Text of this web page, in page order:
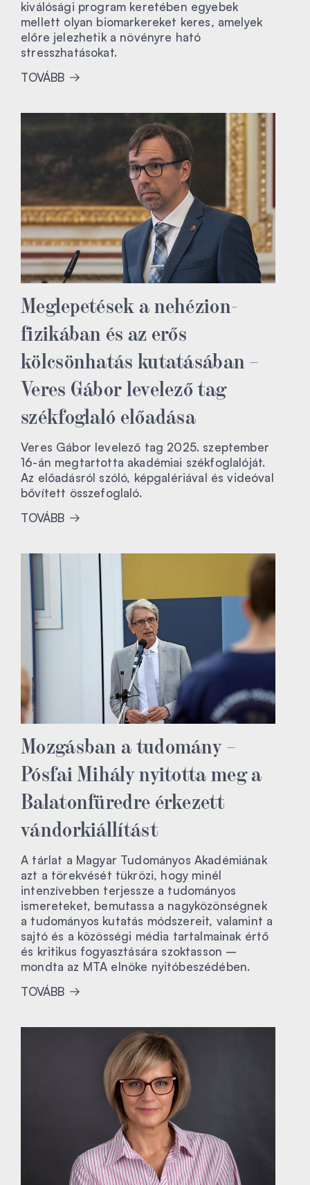
kiválósági program keretében egyebek
mellett olyan biomarkereket keres, amelyek
előre jelezhetik a növényre ható
stresszhatásokat.
TOVÁBB
Meglepetések a nehézion-
fizikában és az erős
kölcsönhatás kutatásában –
Veres Gábor levelező tag
székfoglaló előadása
Veres Gábor levelező tag 2025. szeptember
16-án megtartotta akadémiai székfoglalóját.
Az előadásról szóló, képgalériával és videóval
bővített összefoglaló.
TOVÁBB
Mozgásban a tudomány –
Pósfai Mihály nyitotta meg a
Balatonfüredre érkezett
vándorkiállítást
A tárlat a Magyar Tudományos Akadémiának
azt a törekvését tükrözi, hogy minél
intenzívebben terjessze a tudományos
ismereteket, bemutassa a nagyközönségnek
a tudományos kutatás módszereit, valamint a
sajtó és a közösségi média tartalmainak értő
és kritikus fogyasztására szoktasson –
mondta az MTA elnöke nyitóbeszédében.
TOVÁBB